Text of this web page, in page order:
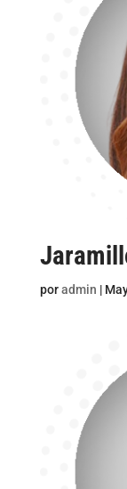
poradmin |